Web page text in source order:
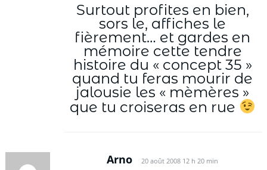
Surtout profites en bien,
sors le, affiches le
fièrement… et gardes en
mémoire cette tendre
histoire du « concept 35 »
quand tu feras mourir de
jalousie les « mèmères »
que tu croiseras en rue
Arno 20 août 2008 12 h 20 min